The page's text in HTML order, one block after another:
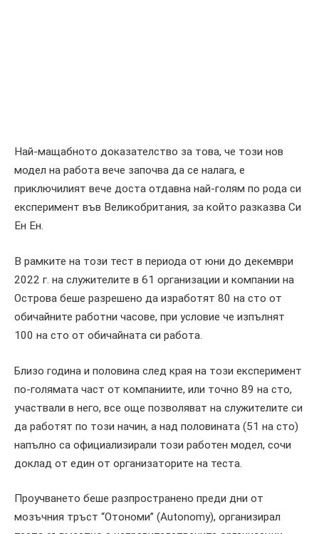
Най-мащабното доказателство за това, че този нов
модел на работа вече започва да се налага, е
приключилият вече доста отдавна най-голям по рода си
експеримент във Великобритания, за който разказва Си
Ен Ен.
В рамките на този тест в периода от юни до декември
2022 г. на служителите в 61 организации и компании на
Острова беше разрешено да изработят 80 на сто от
обичайните работни часове, при условие че изпълнят
100 на сто от обичайната си работа.
Близо година и половина след края на този експеримент
по-голямата част от компаниите, или точно 89 на сто,
участвали в него, все още позволяват на служителите си
да работят по този начин, а над половината (51 на сто)
напълно са официализирали този работен модел, сочи
доклад от един от организаторите на теста.
Проучването беше разпространено преди дни от
мозъчния тръст “Отономи” (Autonomy), организирал